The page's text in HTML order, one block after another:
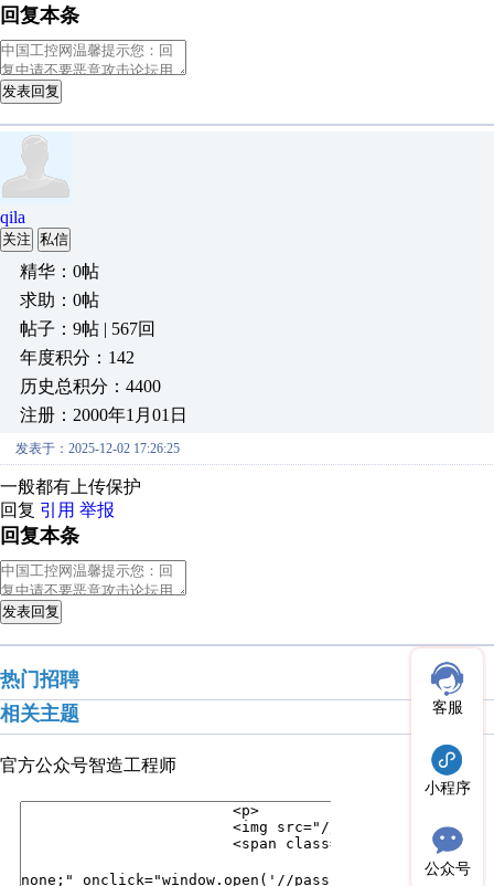
回复本条
发表回复
qila
关注 私信
精华：0帖
求助：0帖
帖子：9帖 | 567回
年度积分：142
历史总积分：4400
注册：2000年1月01日
发表于：2025-12-02 17:26:25
一般都有上传保护
回复 引用 举报
回复本条
发表回复
热门招聘
相关主题
官方公众号智造工程师
客服
小程序
公众号